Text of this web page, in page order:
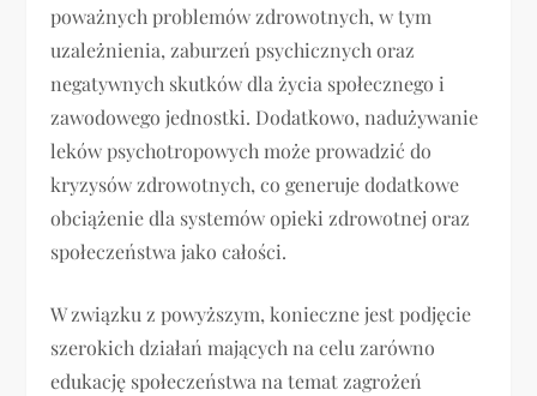
poważnych problemów zdrowotnych, w tym
uzależnienia, zaburzeń psychicznych oraz
negatywnych skutków dla życia społecznego i
zawodowego jednostki. Dodatkowo, nadużywanie
leków psychotropowych może prowadzić do
kryzysów zdrowotnych, co generuje dodatkowe
obciążenie dla systemów opieki zdrowotnej oraz
społeczeństwa jako całości.
W związku z powyższym, konieczne jest podjęcie
szerokich działań mających na celu zarówno
edukację społeczeństwa na temat zagrożeń